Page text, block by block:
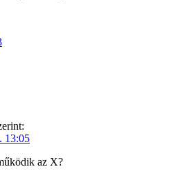
13:05
az X?